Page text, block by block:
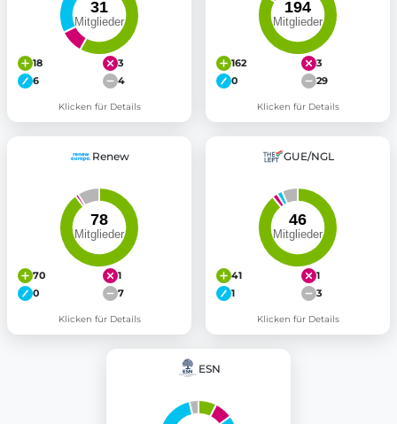
18
3
6
4
Klicken für Details
162
3
0
29
Klicken für Details
Renew
70
1
0
7
Klicken für Details
GUE/NGL
41
1
1
3
Klicken für Details
ESN